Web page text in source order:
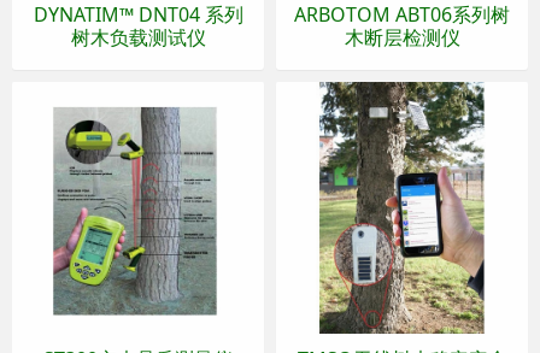
DYNATIM™ DNT04 系列
树木负载测试仪
ARBOTOM ABT06系列树
木断层检测仪